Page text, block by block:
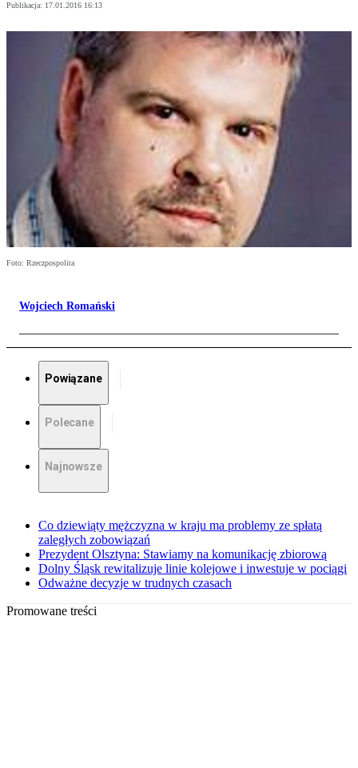
Publikacja: 17.01.2016 16:13
Foto: Rzeczpospolita
Wojciech Romański
Powiązane
Polecane
Najnowsze
Co dziewiąty mężczyzna w kraju ma problemy ze spłatą
zaległych zobowiązań
Prezydent Olsztyna: Stawiamy na komunikację zbiorową
Dolny Śląsk rewitalizuje linie kolejowe i inwestuje w pociągi
Odważne decyzje w trudnych czasach
Promowane treści